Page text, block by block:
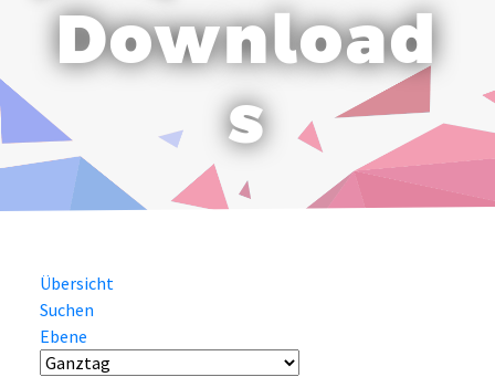
Download
s
Übersicht
Suchen
Ebene